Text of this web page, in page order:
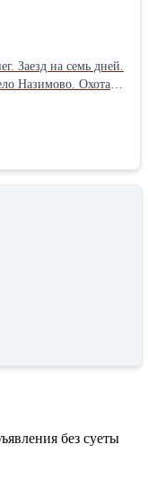
Заезд на семь дней.
Назимово. Охота
берег Енисея.
собаку, посмотреть
без суеты